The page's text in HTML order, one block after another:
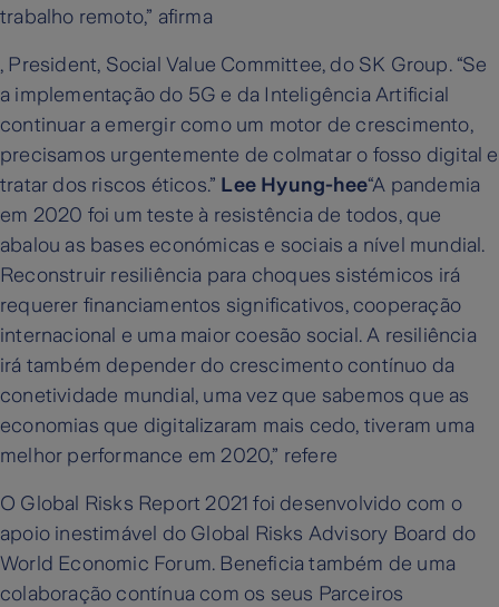
trabalho remoto,” afirma
, President, Social Value Committee, do SK Group. “Se
a implementação do 5G e da Inteligência Artificial
continuar a emergir como um motor de crescimento,
precisamos urgentemente de colmatar o fosso digital e
tratar dos riscos éticos.” Lee Hyung-hee“A pandemia
em 2020 foi um teste à resistência de todos, que
abalou as bases económicas e sociais a nível mundial.
Reconstruir resiliência para choques sistémicos irá
requerer financiamentos significativos, cooperação
internacional e uma maior coesão social. A resiliência
irá também depender do crescimento contínuo da
conetividade mundial, uma vez que sabemos que as
economias que digitalizaram mais cedo, tiveram uma
melhor performance em 2020,” refere
O Global Risks Report 2021 foi desenvolvido com o
apoio inestimável do Global Risks Advisory Board do
World Economic Forum. Beneficia também de uma
colaboração contínua com os seus Parceiros